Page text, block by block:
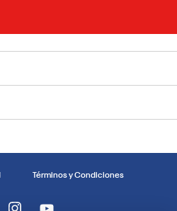
Términos y Condiciones